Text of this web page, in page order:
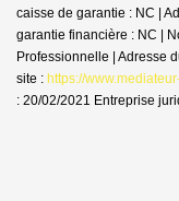
caisse de garantie : NC |
garantie financière : NC |
Professionnelle | Adresse
site : https://
: 20/02/2021 Entreprise